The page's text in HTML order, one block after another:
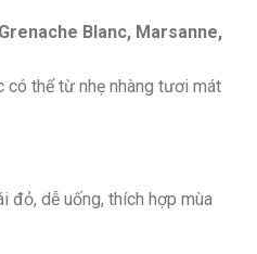
Blanc, Marsanne,
thể từ nhẹ nhàng tươi mát
đỏ, dễ uống, thích hợp mùa